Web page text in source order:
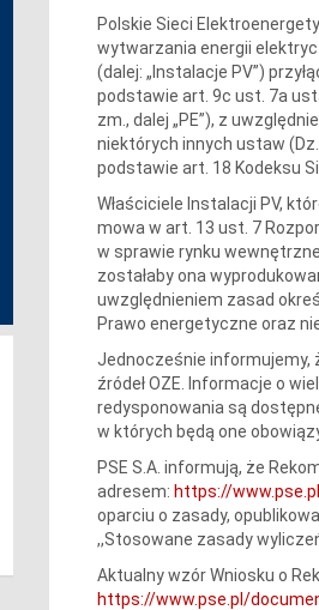
Polskie Sieci
wytwarzania energii
(dalej: „Instalacje PV”)
podstawie art. 9c ust. 7a
zm., dalej „PE”), z
niektórych innych ustaw
podstawie art. 18 Kodeksu
Właściciele Instalacji PV,
mowa w art. 13 ust. 7
w sprawie rynku
zostałaby ona
uwzględnieniem zasad
Prawo energetyczne oraz
Jednocześnie informujemy,
źródeł OZE. Informacje o
redysponowania są
w których będą one
PSE S.A. informują, że
adresem: https://
oparciu o zasady,
,,Stosowane zasady
Aktualny wzór Wniosku o
https://www.pse.pl/